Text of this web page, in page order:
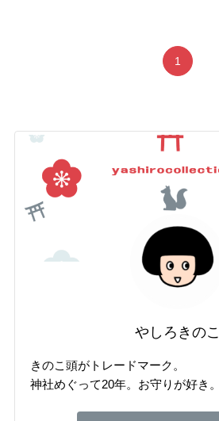
1
やしろきのこ
きのこ頭がトレードマーク。
神社めぐって20年。お守りが好き。